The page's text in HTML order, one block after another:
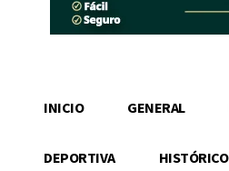
INICIO GENERAL
DEPORTIVA HISTÓRICO